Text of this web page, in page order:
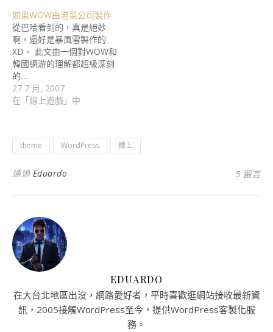
如果WOW由泡菜公司製作
從巴哈看到的，真是絕妙
啊，還好是暴風雪製作的
XD。 此文由一個對WOW和
韓國網游的理解都超級深刻
的…
27 7 月, 2007
在「線上遊戲」中
theme WordPress 線上
通過 Eduardo 5 留言
EDUARDO
在大台北地區出沒，網路愛好者，平時喜歡逛網站接收最新資
訊，2005接觸WordPress至今，提供WordPress客製化服
務。